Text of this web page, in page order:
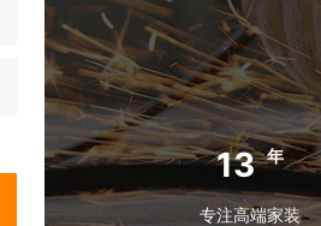
13 年
专注高端家装